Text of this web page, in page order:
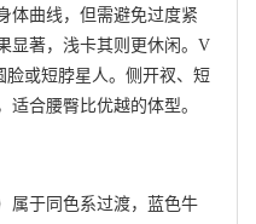
体曲线，但需避免过度紧
显著，浅卡其则更休闲。V
或短脖星人。侧开衩、短
合腰臀比优越的体型。
属于同色系过渡，蓝色牛